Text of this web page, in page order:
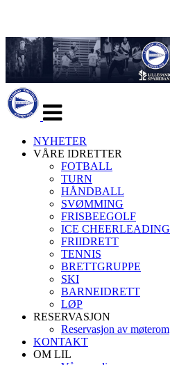
navigasjon
NYHETER
VÅRE IDRETTER
FOTBALL
TURN
HÅNDBALL
SVØMMING
FRISBEEGOLF
ICE CHEERLEADING
FRIIDRETT
TENNIS
BRETTGRUPPE
SKI
BARNEIDRETT
LØP
RESERVASJON
Reservasjon av møterom
KONTAKT
OM LIL